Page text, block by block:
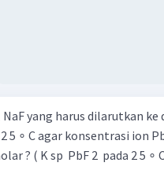
yang harus dilarutkan
2 5 ∘ C agar konsentrasi ion
1 × 1 0 − 6 molar ? ( K sp ​ PbF 2 ​ pada 2